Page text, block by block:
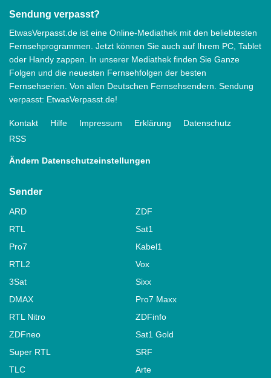
Sendung verpasst?
EtwasVerpasst.de ist eine Online-Mediathek mit den beliebtesten
Fernsehprogrammen. Jetzt können Sie auch auf Ihrem PC, Tablet
oder Handy zappen. In unserer Mediathek finden Sie Ganze
Folgen und die neuesten Fernsehfolgen der besten
Fernsehserien. Von allen Deutschen Fernsehsendern. Sendung
verpasst: EtwasVerpasst.de!
Kontakt Hilfe Impressum Erklärung
Datenschutz
RSS
Ändern Datenschutzeinstellungen
Sender
ARD
ZDF
RTL
Sat1
Pro7
Kabel1
RTL2
Vox
3Sat
Sixx
DMAX
Pro7 Maxx
RTL Nitro
ZDFinfo
ZDFneo
Sat1 Gold
Super RTL
SRF
TLC
Arte